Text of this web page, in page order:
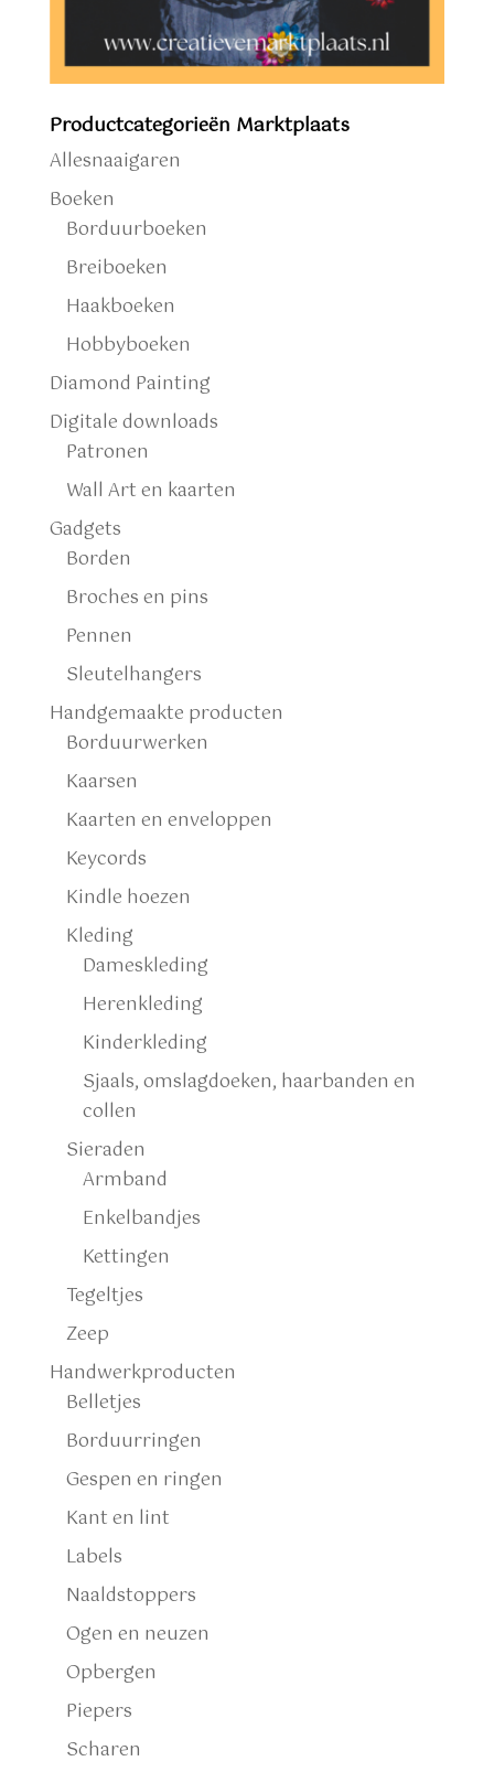
Productcategorieën Marktplaats
Allesnaaigaren
Boeken
Borduurboeken
Breiboeken
Haakboeken
Hobbyboeken
Diamond Painting
Digitale downloads
Patronen
Wall Art en kaarten
Gadgets
Borden
Broches en pins
Pennen
Sleutelhangers
Handgemaakte producten
Borduurwerken
Kaarsen
Kaarten en enveloppen
Keycords
Kindle hoezen
Kleding
Dameskleding
Herenkleding
Kinderkleding
Sjaals, omslagdoeken, haarbanden en
collen
Sieraden
Armband
Enkelbandjes
Kettingen
Tegeltjes
Zeep
Handwerkproducten
Belletjes
Borduurringen
Gespen en ringen
Kant en lint
Labels
Naaldstoppers
Ogen en neuzen
Opbergen
Piepers
Scharen